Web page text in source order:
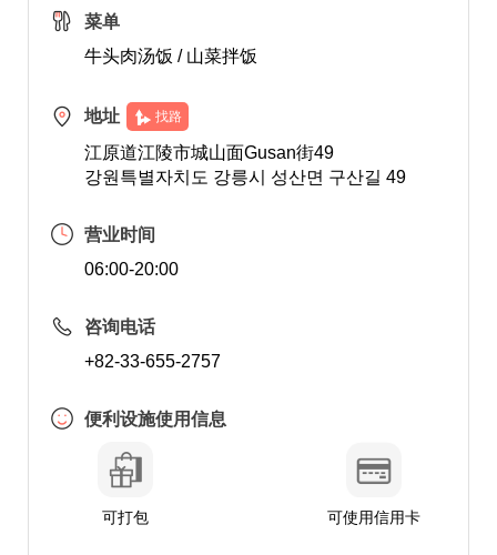
菜单
牛头肉汤饭 / 山菜拌饭
地址 找路
江原道江陵市城山面Gusan街49
강원특별자치도 강릉시 성산면 구산길 49
营业时间
06:00-20:00
咨询电话
+82-33-655-2757
便利设施使用信息
可打包 可使用信用卡